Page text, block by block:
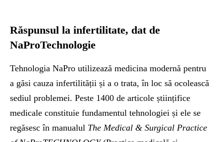
Răspunsul la infertilitate, dat de
NaProTechnologie
Tehnologia NaPro utilizează medicina modernă pentru
a găsi cauza infertilității și a o trata, în loc să ocolească
sediul problemei. Peste 1400 de articole științifice
medicale constituie fundamentul tehnologiei și ele se
regăsesc în manualul The Medical & Surgical Practice